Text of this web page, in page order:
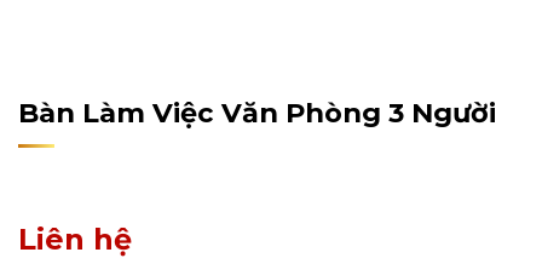
Bàn Làm Việc Văn Phòng 3 Người
Liên hệ